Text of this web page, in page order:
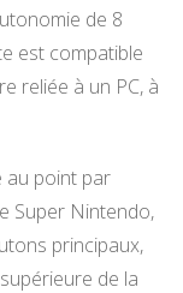
de 8
est compatible
reliée à un PC, à
au point par
Super Nintendo,
principaux,
de la